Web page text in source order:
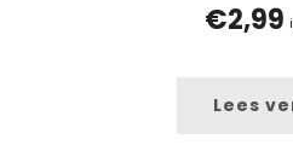
€2,99
Lees